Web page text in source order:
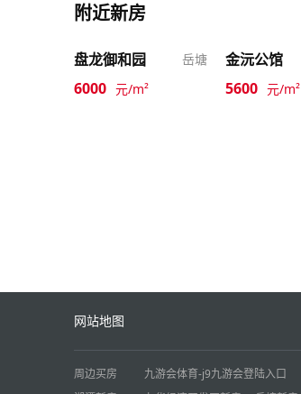
附近新房
盘龙御和园 岳塘
6000 元/m²
金沅公馆
5600 元/m²
网站地图
周边买房
九游会体育-j9九游会登陆入口